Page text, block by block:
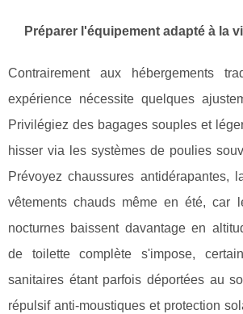
Préparer l'équipement adapté à la
Contrairement aux hébergements
expérience nécessite quelques
Privilégiez des bagages souples et
hisser via les systèmes de poulies
Prévoyez chaussures antidérapantes,
vêtements chauds même en été, car
nocturnes baissent davantage en
de toilette complète s'impose,
sanitaires étant parfois déportées au
répulsif anti-moustiques et protection